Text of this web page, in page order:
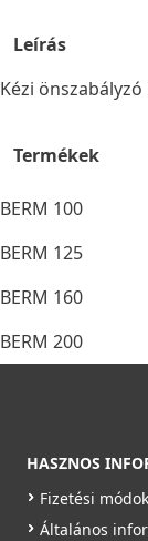
Leírás
Kézi
Termékek
BERM 100
BERM 125
BERM 160
BERM 200
HASZNOS
Fizetési módok
Általános